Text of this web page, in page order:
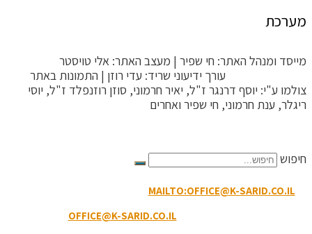
מערכת
מייסד ומנהל האתר: חי שפיר | מעצב האתר: אלי טויסטר
עורך ידיעוני שריד: עדי רוזן | התמונות באתר
צולמו ע"י: יוסף דרנגר ז"ל, יאיר חרמוני, סוזן רוזנפלד ז"ל, יוסי
ריגלר, ענת חרמוני, חי שפיר ואחרים
חיפוש
MAILTO:OFFICE@K-SARID.CO.IL
OFFICE@K-SARID.CO.IL